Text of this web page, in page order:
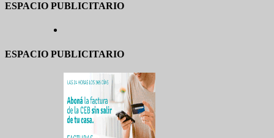
ESPACIO PUBLICITARIO
ESPACIO PUBLICITARIO